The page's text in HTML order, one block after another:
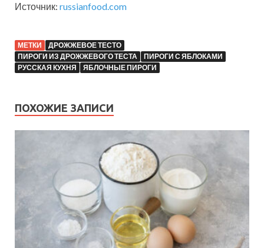
Источник: russianfood.com
МЕТКИ
ДРОЖЖЕВОЕ ТЕСТО
ПИРОГИ ИЗ ДРОЖЖЕВОГО ТЕСТА
ПИРОГИ С ЯБЛОКАМИ
РУССКАЯ КУХНЯ
ЯБЛОЧНЫЕ ПИРОГИ
ПОХОЖИЕ ЗАПИСИ